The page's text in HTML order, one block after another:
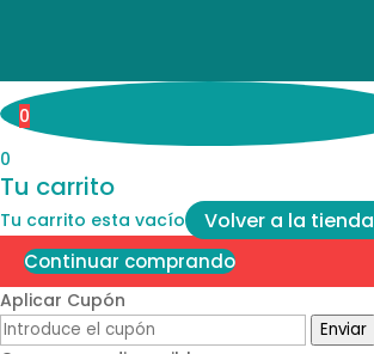
0
0
Tu carrito
Tu carrito esta vacío Volver a la tienda
Continuar comprando
Aplicar Cupón
Enviar